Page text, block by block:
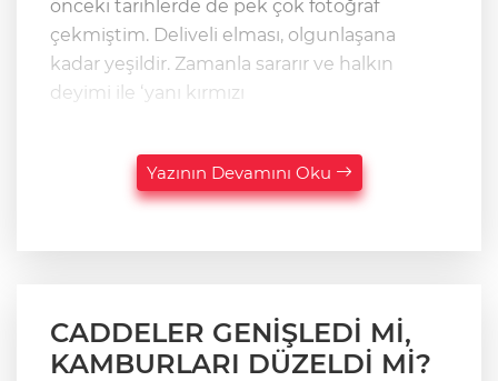
önceki tarihlerde de pek çok fotoğraf
çekmiştim. Deliveli elması, olgunlaşana
kadar yeşildir. Zamanla sararır ve halkın
deyimi ile ‘yanı kırmızı
Yazının Devamını Oku
CADDELER GENİŞLEDİ Mİ,
KAMBURLARI DÜZELDİ Mİ?